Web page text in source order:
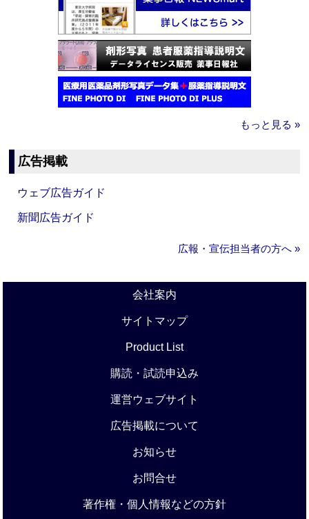
もっと見る »
広告掲載
ウェブ広告ガイド
新聞広告ガイド
広報・宣伝担当者の方へ »
会社案内
サイトマップ
Product List
購読・試読申込み
運営ウェブサイト
広告掲載について
お知らせ
お問合せ
著作権・個人情報などの方針